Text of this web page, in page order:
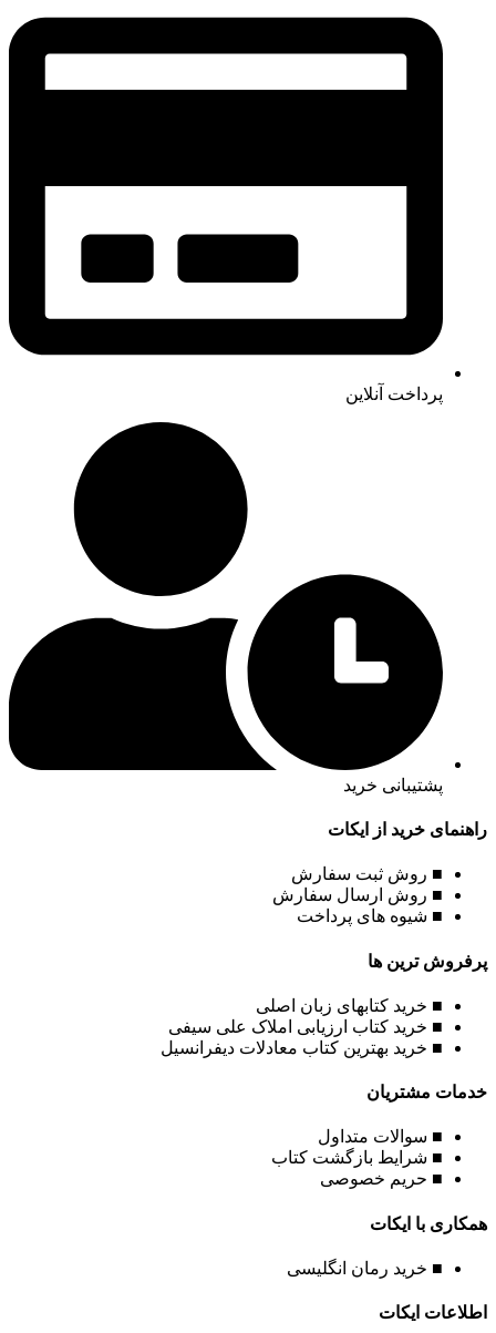
پرداخت آنلاین
پشتیبانی خرید
راهنمای خرید از ایکات
■ روش ثبت سفارش
■ روش ارسال سفارش
■ شیوه های پرداخت
پرفروش ترین ها
■ خرید کتابهای زبان اصلی
■ خرید کتاب ارزیابی املاک علی سیفی
■ خرید بهترین کتاب معادلات دیفرانسیل
خدمات مشتریان
■ سوالات متداول
■ شرایط بازگشت کتاب
■ حریم خصوصی
همکاری با ایکات
■ خرید رمان انگلیسی
اطلاعات ایکات